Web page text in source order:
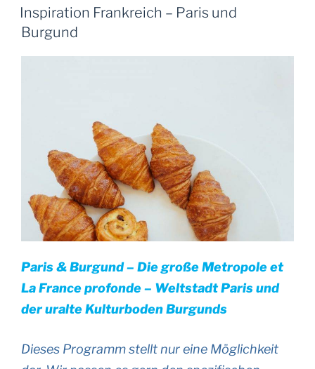
AM
Inspiration Frankreich – Paris und
Burgund
Paris & Burgund – Die große Metropole et
La France profonde – Weltstadt Paris und
der uralte Kulturboden Burgunds
Dieses Programm stellt nur eine Möglichkeit